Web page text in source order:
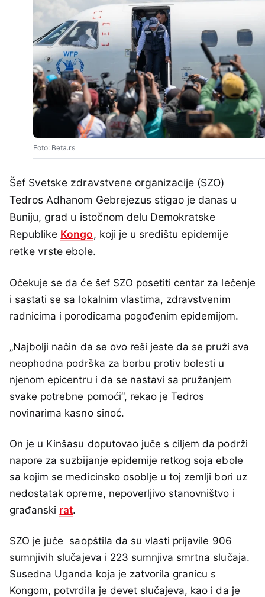
Foto: Beta.rs
Šef Svetske zdravstvene organizacije (SZO)
Tedros Adhanom Gebrejezus stigao je danas u
Buniju, grad u istočnom delu Demokratske
Republike Kongo, koji je u središtu epidemije
retke vrste ebole.
Očekuje se da će šef SZO posetiti centar za lečenje
i sastati se sa lokalnim vlastima, zdravstvenim
radnicima i porodicama pogođenim epidemijom.
„Najbolji način da se ovo reši jeste da se pruži sva
neophodna podrška za borbu protiv bolesti u
njenom epicentru i da se nastavi sa pružanjem
svake potrebne pomoći“, rekao je Tedros
novinarima kasno sinoć.
On je u Kinšasu doputovao juče s ciljem da podrži
napore za suzbijanje epidemije retkog soja ebole
sa kojim se medicinsko osoblje u toj zemlji bori uz
nedostatak opreme, nepoverljivo stanovništvo i
građanski rat.
SZO je juče saopštila da su vlasti prijavile 906
sumnjivih slučajeva i 223 sumnjiva smrtna slučaja.
Susedna Uganda koja je zatvorila granicu s
Kongom, potvrdila je devet slučajeva, kao i da je